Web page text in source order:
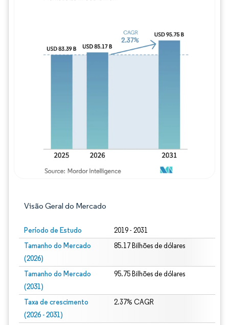
Visão Geral do Mercado
Período de Estudo 2019 - 2031
Tamanho do Mercado
(2026)
85.17 Bilhões de dólares
Tamanho do Mercado
(2031)
95.75 Bilhões de dólares
Taxa de crescimento
(2026 - 2031)
2.37% CAGR